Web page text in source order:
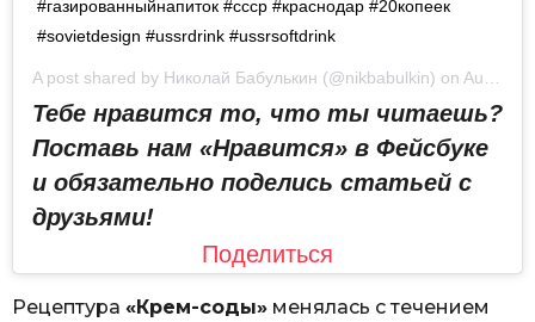
#газированныйнапиток #ссср #краснодар #20копеек
#sovietdesign #ussrdrink #ussrsoftdrink
A post shared by Николай Бабулькин (@nikbabulkin) on Aug 1, 2017 at 3:10am PDT
Тебе нравится то, что ты читаешь?
Поставь нам «Нравится» в Фейсбуке
и обязательно поделись статьей с
друзьями!
Поделиться
Рецептура «Крем-соды» менялась с течением